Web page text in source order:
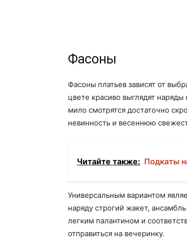
Фасоны
Фасоны платьев зависят от
цвете красиво выглядят
мило смотрятся достаточно
невинность и весеннюю
Читайте также: Подкаты
Универсальным вариантом
наряду строгий жакет,
легким палантином и
отправиться на вечеринку.